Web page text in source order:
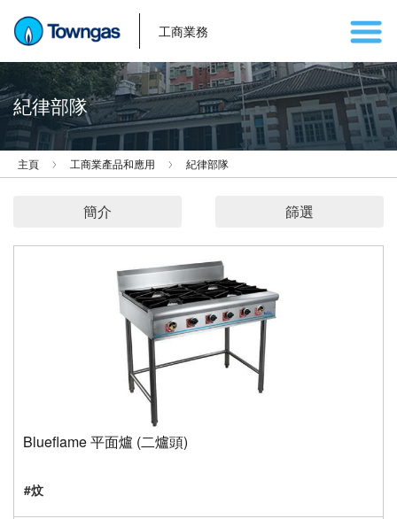
工商業務
紀律部隊
主頁 工商業產品和應用 紀律部隊
簡介 篩選
Blueflame 平面爐 (二爐頭)
#炆